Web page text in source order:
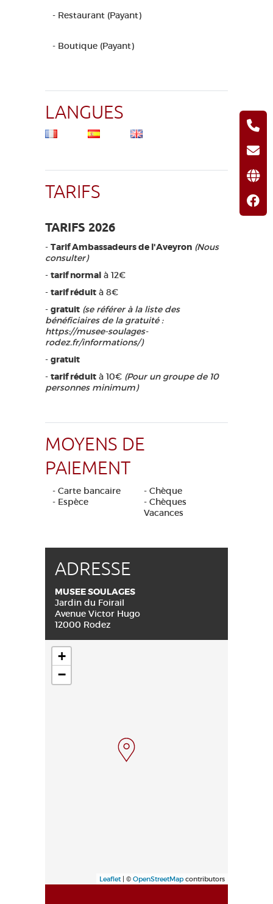
- Restaurant (Payant)
- Boutique (Payant)
LANGUES
TARIFS
TARIFS 2026
- Tarif Ambassadeurs de l'Aveyron (Nous
consulter)
- tarif normal à 12€
- tarif réduit à 8€
- gratuit (se référer à la liste des
bénéficiaires de la gratuité :
https://musee-soulages-
rodez.fr/informations/)
- gratuit
- tarif réduit à 10€ (Pour un groupe de 10
personnes minimum)
MOYENS DE
PAIEMENT
- Carte bancaire
- Chèque
- Espèce
- Chèques
Vacances
ADRESSE
MUSEE SOULAGES
Jardin du Foirail
Avenue Victor Hugo
12000 Rodez
+
−
Leaflet| © OpenStreetMap contributors